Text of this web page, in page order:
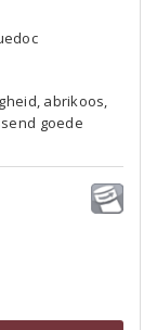
abrikoos,
goede